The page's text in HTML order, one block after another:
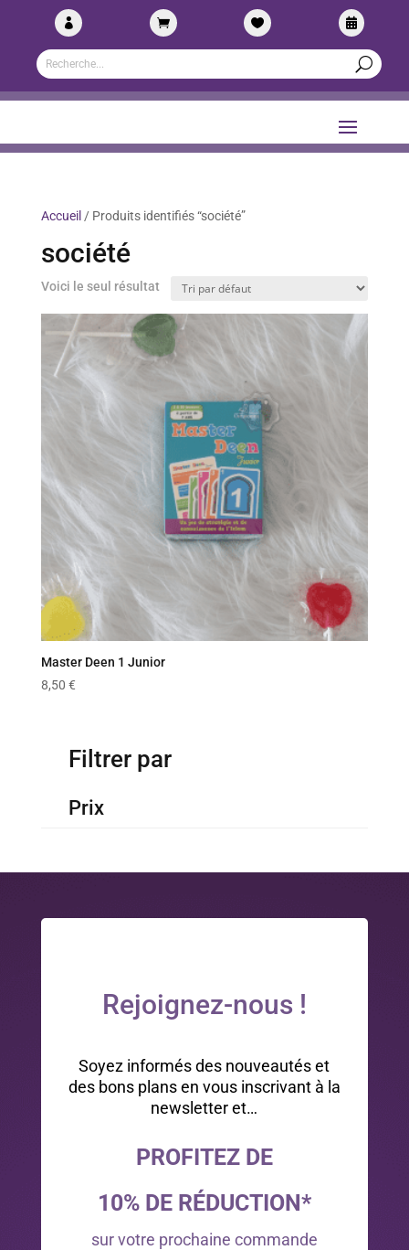
   
Accueil / Produits identifiés “société”
société
Voici le seul résultat
Master Deen 1 Junior
8,50 €
Filtrer par
Prix
Rejoignez-nous !
Soyez informés des nouveautés et
des bons plans en vous inscrivant à la
newsletter et…
PROFITEZ DE
10% DE RÉDUCTION*
sur votre prochaine commande